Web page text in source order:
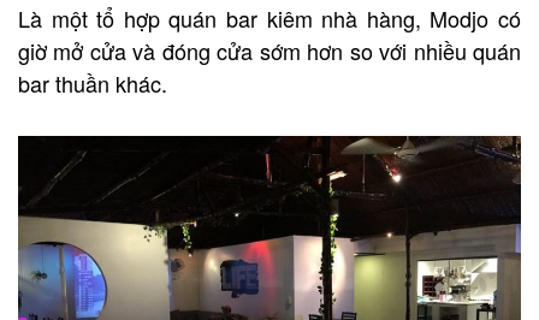
Là một tổ hợp quán bar kiêm nhà hàng, Modjo có
giờ mở cửa và đóng cửa sớm hơn so với nhiều quán
bar thuần khác.